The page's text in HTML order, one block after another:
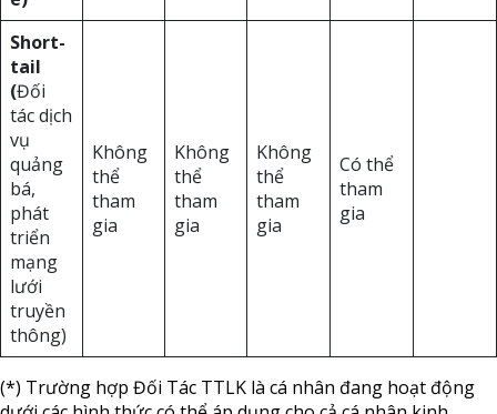
Short-
tail
(Đối
tác dịch
vụ
quảng
bá,
phát
triển
mạng
lưới
truyền
thông)
Không
thể
tham
gia
Không
thể
tham
gia
Không
thể
tham
gia
Có thể
tham
gia
(*) Trường hợp Đối Tác TTLK là cá nhân đang hoạt động